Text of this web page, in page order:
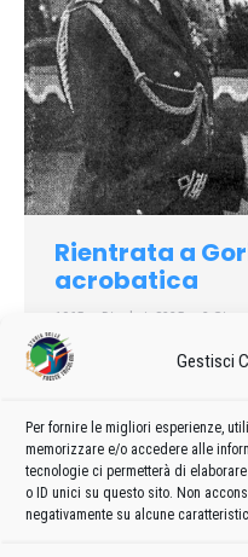
Gestisci
Per fornire le migliori esperienze,
memorizzare e/o accedere alle
tecnologie ci permetterà di
o ID unici su questo sito. Non
negativamente su alcune
Rientrata a
acrobatica
1965 Di admin8235 3
È rientrata a Gorizia da
trenta minuti, senza scalo,
partecipato domenica 20
Salone internazionale